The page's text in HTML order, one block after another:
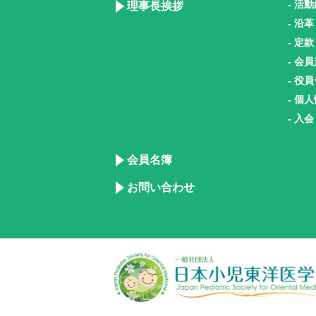
理事長挨拶
- 活動
- 沿革
- 定款
- 会員
- 役員
- 個人
- 入会
会員名簿
お問い合わせ